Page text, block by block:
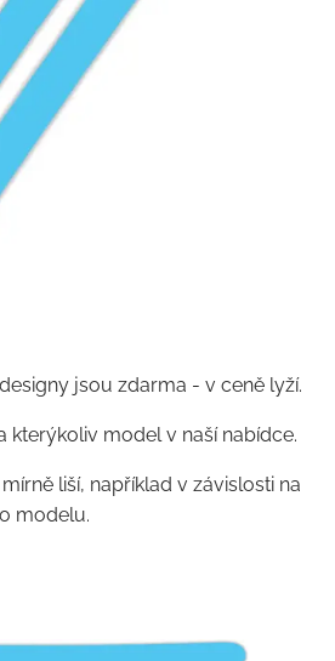
jsou zdarma - v ceně lyží.
kterýkoliv model v naší nabídce.
liší, například v závislosti na
modelu.